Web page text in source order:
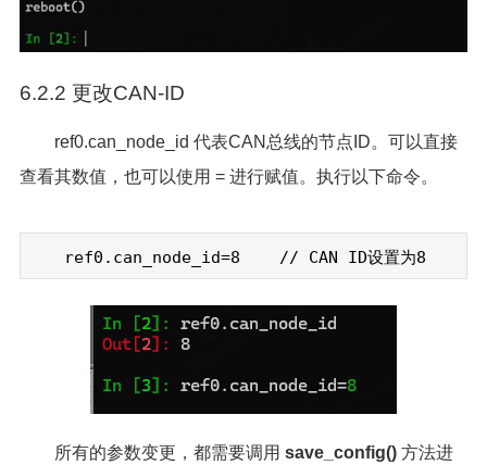
6.2.2 更改CAN-ID
ref0.can_node_id 代表CAN总线的节点ID。可以直接
查看其数值，也可以使用 = 进行赋值。执行以下命令。
ref0.can_node_id=8 // CAN ID设置为8
所有的参数变更，都需要调用 save_config()方法进